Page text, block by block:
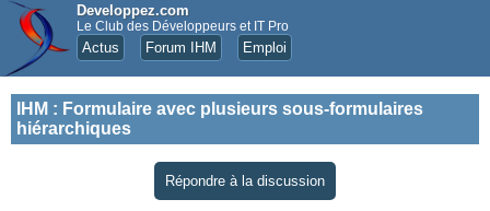
Developpez.com
Le Club des Développeurs et IT Pro
Actus Forum IHM Emploi
IHM : Formulaire avec plusieurs sous-formulaires
hiérarchiques
Répondre à la discussion